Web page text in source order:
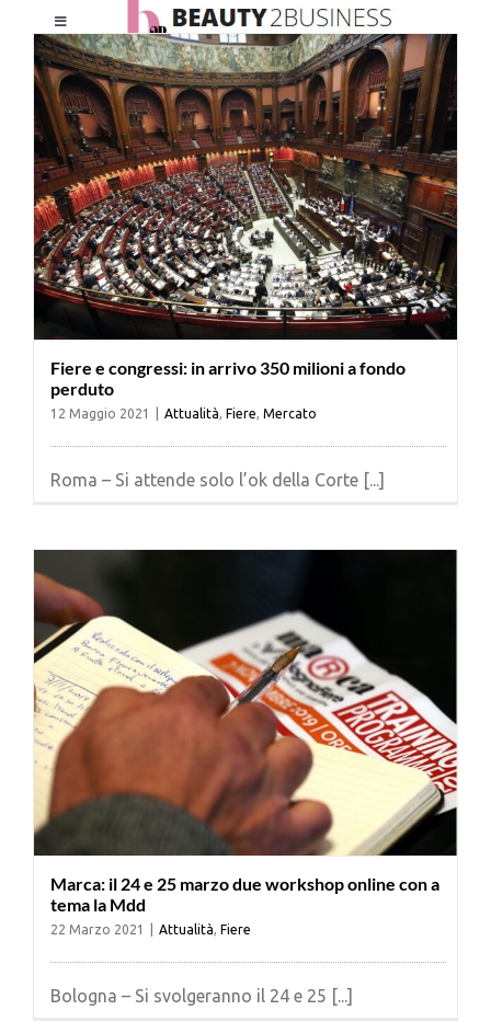
contenuto
Toggle
Navigation
HOME
CHI SIAMO
LE RIVISTE
NEWSLETTER
CATEGORIE
CONTATTI
Fiere e congressi: in arrivo 350 milioni a fondo
perduto
12 Maggio 2021 Attualità Fiere Mercato
Roma – Si attende solo l’ok della Corte [...]
Marca: il 24 e 25 marzo due workshop online con a
tema la Mdd
22 Marzo 2021 Attualità Fiere
Bologna – Si svolgeranno il 24 e 25 [...]